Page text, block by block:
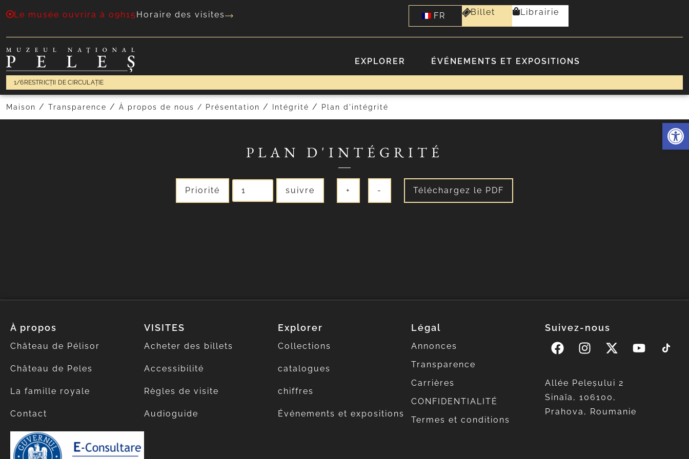
Ouvrir
Le musée ouvrira à 09h15 Horaire des visites FR Billet Librairie
EXPLORER ÉVÉNEMENTS ET EXPOSITIONS
1/6 RESTRICȚII DE CIRCULAȚIE
Maison / Transparence / À propos de nous / Présentation / Intégrité / Plan d'intégrité
PLAN D'INTÉGRITÉ
Priorité suivre + - Téléchargez le PDF
À propos
Château de Pélisor
Château de Peles
La famille royale
Contact
VISITES
Acheter des billets
Accessibilité
Règles de visite
Audioguide
Explorer
Collections
catalogues
chiffres
Événements et expositions
Légal
Annonces
Transparence
Carrières
CONFIDENTIALITÉ
Termes et conditions
Suivez-nous
Allée Peleșului 2
Sinaïa, 106100,
Prahova, Roumanie